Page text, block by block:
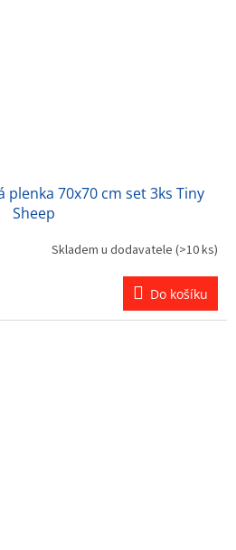
plenka 70x70 cm set 3ks Tiny
Sheep
Skladem u dodavatele (>10 ks)
Do košíku